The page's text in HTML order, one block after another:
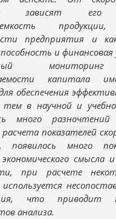
зависят его
предприятия и
и
капитала
обеспечения
в научной и
много
показателей
появилось много
смысла
при расчете
что приводит
анализа.